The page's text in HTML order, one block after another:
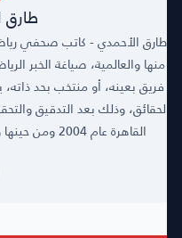
طارق
طارق الأحمدي - كاتب صحفي
منها والعالمية، صياغة الخبر
فريق بعينه، أو منتخب بحد ذاته،
لحقائق، وذلك بعد التدقيق
القاهرة عام 2004 ومن حينها وأنا أمارس مهنتي بكل حُب وشغف.